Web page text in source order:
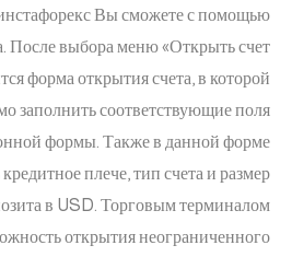
Вы сможете с помощью
После выбора меню «Открыть счет
форма открытия счета, в которой
заполнить соответствующие поля
формы. Также в данной форме
плече, тип счета и размер
в USD. Торговым терминалом
открытия неограниченного